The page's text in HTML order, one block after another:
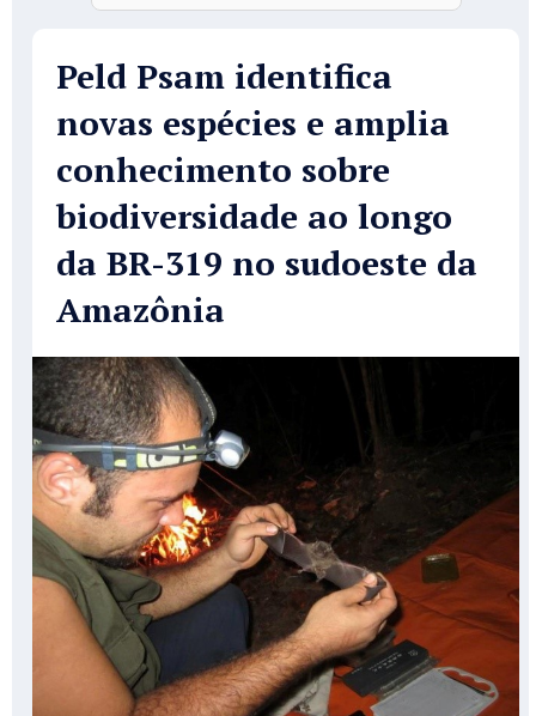
Peld Psam identifica
novas espécies e amplia
conhecimento sobre
biodiversidade ao longo
da BR-319 no sudoeste da
Amazônia